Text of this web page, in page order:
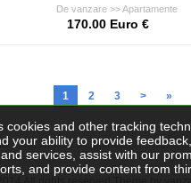
De vanzare >> Apartamente
170.00 Euro €
1 2 3 > »
cookies and other tracking
your ability to provide
services, assist with our
and provide content from